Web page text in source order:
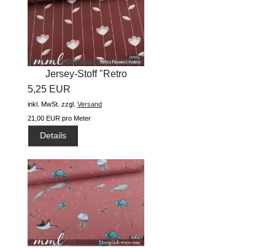
Jersey-Stoff "Retro
Flowers...
5,25 EUR
inkl. MwSt. zzgl. Versand
21,00 EUR pro Meter
Details